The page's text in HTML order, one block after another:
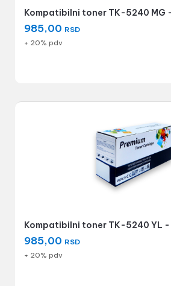
Kompatibilni toner TK-5240 MG
985,00 RSD
+ 20% pdv
Kompatibilni toner TK-5240 YL -
985,00 RSD
+ 20% pdv